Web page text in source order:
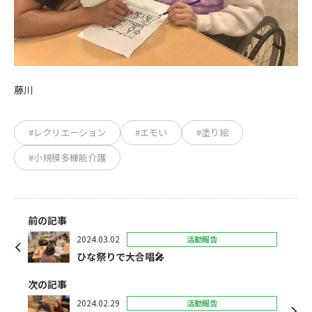
藤川
#レクリエーション #エモい
#塗り絵
#小規模多機能介護
前の記事
2024.03.02 活動報告
ひな祭りで大合唱🎤
次の記事
2024.02.29 活動報告